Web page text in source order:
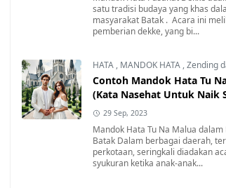
satu tradisi budaya yang khas
masyarakat Batak . Acara ini
pemberian dekke, yang bi...
HATA , MANDOK HATA ,Zending
Contoh Mandok Hata Tu
(Kata Nasehat Untuk Naik
29 Sep, 2023
Mandok Hata Tu Na Malua dalam
Batak Dalam berbagai daerah,
perkotaan, seringkali diadakan
syukuran ketika anak-anak...